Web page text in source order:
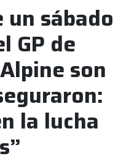
un sábado
GP de
son
la lucha